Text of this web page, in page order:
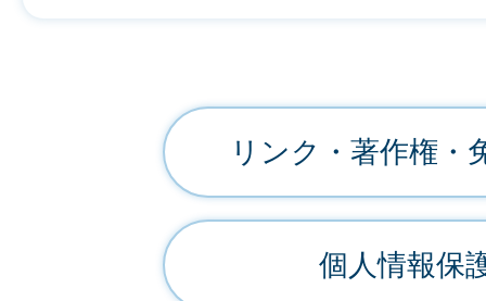
リンク・著作権・
個人情報保